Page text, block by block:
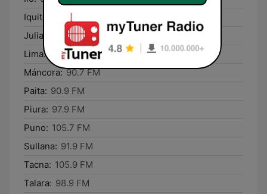
Iquitos:
98.1 FM
Juliaca:
105.3 FM
Lima:
107.1 FM
Máncora: 90.7 FM
Paita: 90.9 FM
Piura: 97.9 FM
Puno: 105.7 FM
Sullana: 91.9 FM
Tacna: 105.9 FM
Talara: 98.9 FM